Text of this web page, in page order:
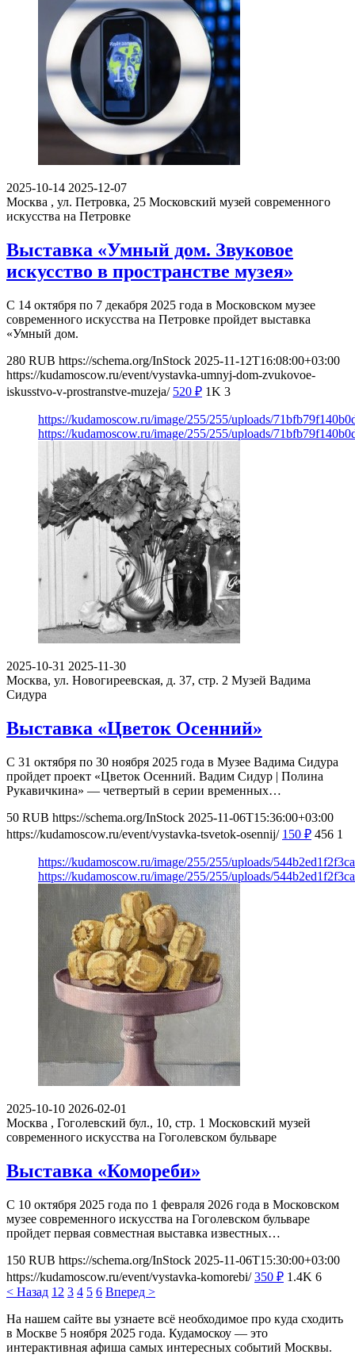
2025-10-14 2025-12-07
Москва , ул. Петровка, 25 Московский музей современного
искусства на Петровке
Выставка «Умный дом. Звуковое
искусство в пространстве музея»
С 14 октября по 7 декабря 2025 года в Московском музее
современного искусства на Петровке пройдет выставка
«Умный дом.
280 RUB https://schema.org/InStock 2025-11-12T16:08:00+03:00
https://kudamoscow.ru/event/vystavka-umnyj-dom-zvukovoe-
iskusstvo-v-prostranstve-muzeja/ 520 ₽ 1K 3
https://kudamoscow.ru/image/255/255/uploads/
https://kudamoscow.ru/image/255/255/uploads/
2025-10-31 2025-11-30
Москва, ул. Новогиреевская, д. 37, стр. 2 Музей Вадима
Сидура
Выставка «Цветок Осенний»
С 31 октября по 30 ноября 2025 года в Музее Вадима Сидура
пройдет проект «Цветок Осенний. Вадим Сидур | Полина
Рукавичкина» — четвертый в серии временных…
50 RUB https://schema.org/InStock 2025-11-06T15:36:00+03:00
https://kudamoscow.ru/event/vystavka-tsvetok-osennij/ 150 ₽ 456 1
https://kudamoscow.ru/image/255/255/uploads/
https://kudamoscow.ru/image/255/255/uploads/
2025-10-10 2026-02-01
Москва , Гоголевский бул., 10, стр. 1 Московский музей
современного искусства на Гоголевском бульваре
Выставка «Комореби»
С 10 октября 2025 года по 1 февраля 2026 года в Московском
музее современного искусства на Гоголевском бульваре
пройдет первая совместная выставка известных…
150 RUB https://schema.org/InStock 2025-11-06T15:30:00+03:00
https://kudamoscow.ru/event/vystavka-komorebi/ 350 ₽ 1.4K 6
< Назад 1 2 3 4 5 6 Вперед >
На нашем сайте вы узнаете всё необходимое про куда сходить
в Москве 5 ноября 2025 года. Кудамоскоу — это
интерактивная афиша самых интересных событий Москвы.